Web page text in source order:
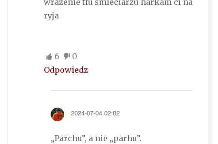
wrazenie tfu śmieciarzu harkam ci na
ryja
6
0
Odpowiedz
2024-07-04 02:02
„Parchu”, a nie „parhu”.